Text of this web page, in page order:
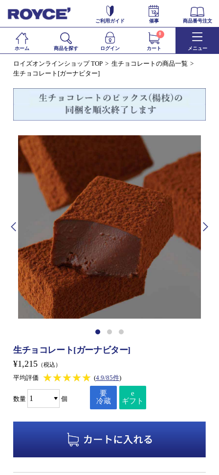
ご利用ガイド 催事 商品番号注文
ホーム 商品を探す ログイン カート
0
メニュー
ロイズオンラインショップ TOP
生チョコレートの商品一覧
生チョコレート[ガーナビター]
生チョコレート[ガーナビター]
¥1,215 （税込）
平均評価 ★★★★★
★★★★★ (4.9/85件)
数量 個
要
冷蔵
e
ギフト